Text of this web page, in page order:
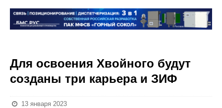
Для освоения Хвойного будут
созданы три карьера и ЗИФ
13 января 2023